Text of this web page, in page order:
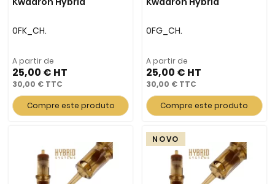
0FK_CH.
A partir de
25,00 €
30,00 €
Compre este produto
0FG_CH.
A partir de
25,00 €
30,00 €
Compre este produto
NOVO